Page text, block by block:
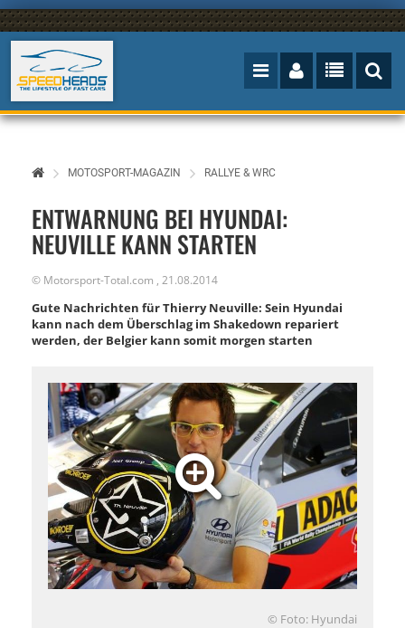
MOTOSPORT-MAGAZIN RALLYE & WRC
ENTWARNUNG BEI HYUNDAI:
NEUVILLE KANN STARTEN
© Motorsport-Total.com , 21.08.2014
Gute Nachrichten für Thierry Neuville: Sein Hyundai
kann nach dem Überschlag im Shakedown repariert
werden, der Belgier kann somit morgen starten
© Foto: Hyundai